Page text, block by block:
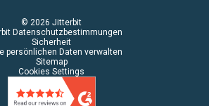
© 2026 Jitterbit
Datenschutzbestimmungen
Sicherheit
persönlichen Daten verwalten
Sitemap
Cookies Settings